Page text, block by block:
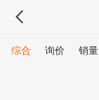
综合 询价 销量